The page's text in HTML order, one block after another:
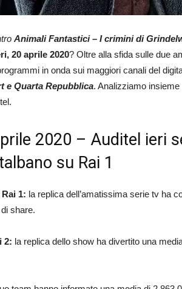
Animali Fantastici – I crimini di
20 aprile 2020? Oltre alla sfida sulle due
in onda sui maggiori canali del
e Quarta Repubblica. Analizziamo
2020 – Auditel ieri
su Rai 1
1: la replica dell’amatissima serie tv ha
share.
2: la replica dello show ha divertito una